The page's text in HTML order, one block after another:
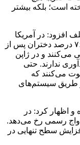
است؛ بلکه بیشتر
افزود: در آمریکا
۴۹ درصد بزرگسالان مجرد هستند، در نروژ ۷۶ درصد دختران پس از
می‌کنند و در ژاپن
ندارند. حتی
فوت می‌کنند که
طریق سیستم‌های
اظهار کرد: در
ازدواج رسمی رخ می‌دهد.
سطح تنهایی در